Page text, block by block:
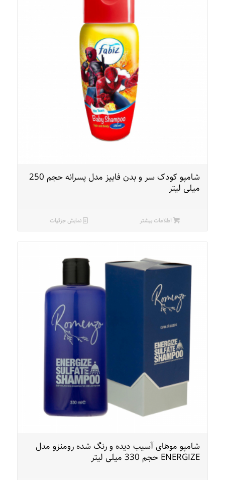
شامپو کودک سر و بدن فابیز مدل پسرانه حجم 250
میلی لیتر
اطلاعات بیشتر نمایش جزئیات
شامپو موهای آسیب دیده و رنگ شده رومنزو مدل
ENERGIZE حجم 330 میلی لیتر